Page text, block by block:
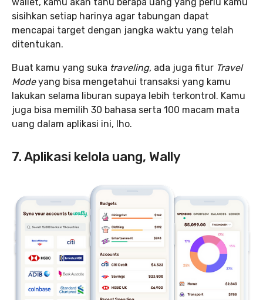
wallet, kamu akan tahu berapa uang yang perlu kamu
sisihkan setiap harinya agar tabungan dapat
mencapai target dengan jangka waktu yang telah
ditentukan.
Buat kamu yang suka traveling, ada juga fitur Travel
Modeyang bisa mengetahui transaksi yang kamu
lakukan selama liburan supaya lebih terkontrol. Kamu
juga bisa memilih 30 bahasa serta 100 macam mata
uang dalam aplikasi ini, lho.
7. Aplikasi kelola uang, Wally